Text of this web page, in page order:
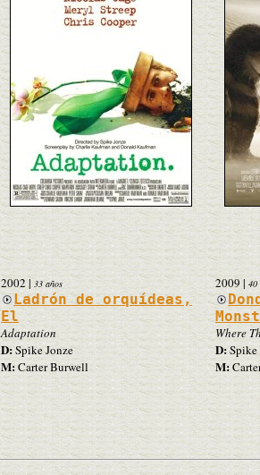
2002| 33 años
Ladrón de orquídeas,
El
Adaptation
D:Spike Jonze
M:Carter Burwell
2009 | 40
Where
D:Spike
M: